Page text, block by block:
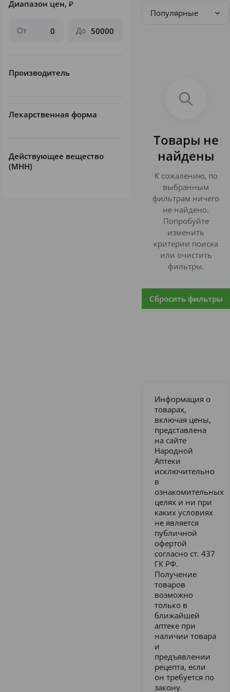
Диапазон цен, ₽
От До
Производитель
Лекарственная форма
Действующее вещество
(МНН)
Популярные
Товары не
найдены
К сожалению, по
выбранным
фильтрам ничего
не найдено.
Попробуйте
изменить
критерии поиска
или очистить
фильтры.
Сбросить фильтры
Информация о
товарах,
включая цены,
представлена
на сайте
Народной
Аптеки
исключительно
в
ознакомительных
целях и ни при
каких условиях
не является
публичной
офертой
согласно ст. 437
ГК РФ.
Получение
товаров
возможно
только в
ближайшей
аптеке при
наличии товара
и
предъявлении
рецепта, если
он требуется по
закону.